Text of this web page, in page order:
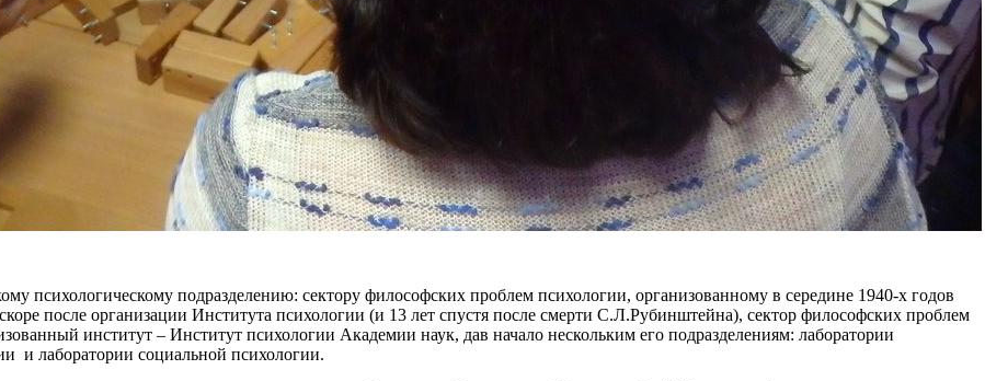
психологическому подразделению: сектору философских проблем психологии, организованному в середине 1940-х годов
после организации Института психологии (и 13 лет спустя после смерти С.Л.Рубинштейна), сектор философских проблем
институт – Институт психологии Академии наук, дав начало нескольким его подразделениям: лаборатории
и лаборатории социальной психологии.